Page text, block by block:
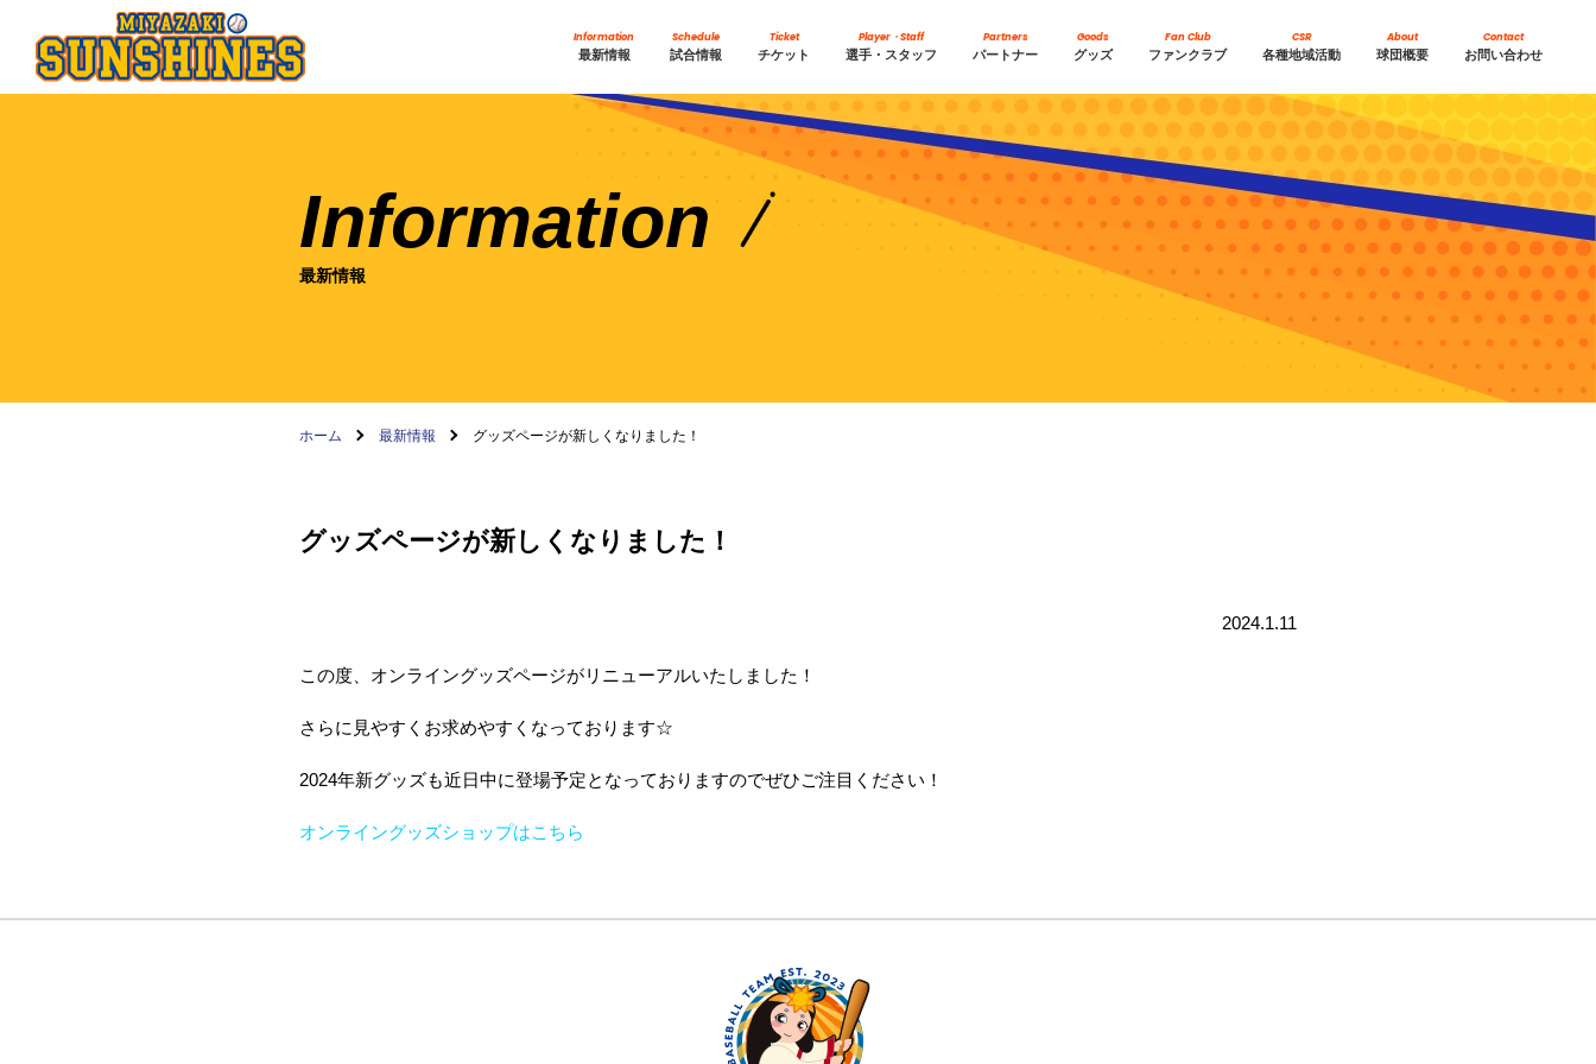
Information
最新情報
Schedule
試合情報
Ticket
チケット
Player・Staff
選手・スタッフ
Partners
パートナー
Goods
グッズ
Fan Club
ファンクラブ
CSR
各種地域活動
About
球団概要
Contact
お問い合わせ
Information
最新情報
ホーム 最新情報 グッズページが新しくなりました！
グッズページが新しくなりました！
2024.1.11
この度、オンライングッズページがリニューアルいたしました！
さらに見やすくお求めやすくなっております☆
2024年新グッズも近日中に登場予定となっておりますのでぜひご注目ください！
オンライングッズショップはこちら